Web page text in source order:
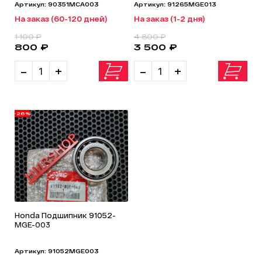
Артикул: 90351MCA003
На заказ (60-120 дней)
- +
800 ₽
1 100 ₽
Артикул: 91265MGE013
На заказ (1-2 дня)
- +
3 500 ₽
4 800 ₽
-26%
Honda Подшипник 91052-
MGE-003
Артикул: 91052MGE003